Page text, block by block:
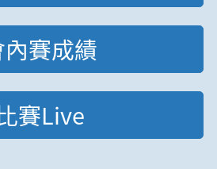
賽成績
賽Live